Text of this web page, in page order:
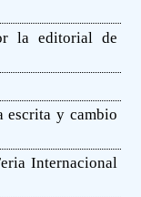
la editorial de
escrita y cambio
Internacional